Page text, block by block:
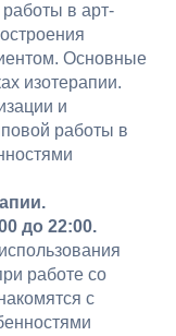
в арт-
Основные
изотерапии.
и
работы в
до 22:00.
работе со
с